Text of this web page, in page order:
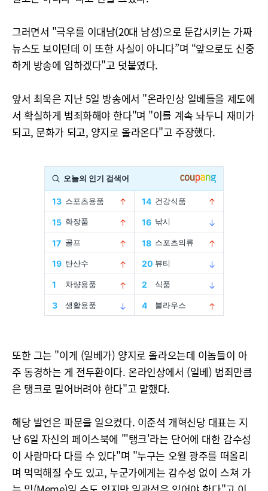
그러면서 "극우를 이대남(20대 남성)으로 둔갑시키는 가짜
뉴스도 보이던데 이 또한 사실이 아니다”며 “앞으로도 신중
하게 방송에 임하겠다"고 덧붙였다.
앞서 최욱은 지난 5일 방송에서 "온라인상 일베들을 제도에
서 확실하게 범죄화해야 한다"며 "이를 계속 놔두니 재미가
되고, 문화가 되고, 양지로 올라온다"고 주장했다.
또한 그는 "이게 (일베가) 양지로 올라오는데 이놈들이 아
주 동경하는 게 전두환이다. 온라인상에서 (일베) 범죄만큼
은 탱크로 밀어버려야 한다"고 말했다.
해당 발언은 파문을 일으켰다. 이준석 개혁신당 대표는 지
난 6일 자신의 페이스북에 "'탱크'라는 단어에 대한 감수성
이 사람마다 다를 수 있다"며 "누구는 오월 광주를 떠올리
며 먹먹해질 수도 있고, 누군가에게는 감수성 없이 스쳐 가